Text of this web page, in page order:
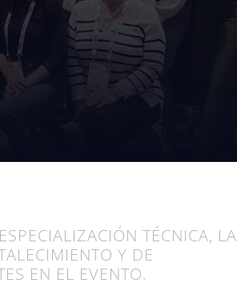
TÉCNICA, LA
Y DE
EN EL EVENTO.